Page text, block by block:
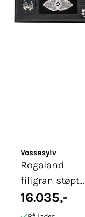
Vossasylv
Rogaland
filigran støpt
sølvpakke
16.035,-